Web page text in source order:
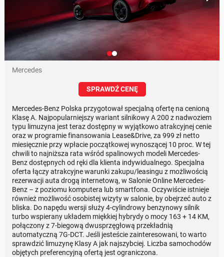
Mercedes
SPRAWDŹ CENĘ
Mercedes-Benz Polska przygotował specjalną ofertę na cenioną
Klasę A. Najpopularniejszy wariant silnikowy A 200 z nadwoziem
typu limuzyna jest teraz dostępny w wyjątkowo atrakcyjnej cenie
oraz w programie finansowania Lease&Drive, za 999 zł netto
miesięcznie przy wpłacie początkowej wynoszącej 10 proc. W tej
chwili to najniższa rata wśród spalinowych modeli Mercedes-
Benz dostępnych od ręki dla klienta indywidualnego. Specjalna
oferta łączy atrakcyjne warunki zakupu/leasingu z możliwością
rezerwacji auta drogą internetową, w Salonie Online Mercedes-
Benz – z poziomu komputera lub smartfona. Oczywiście istnieje
również możliwość osobistej wizyty w salonie, by obejrzeć auto z
bliska. Do napędu wersji służy 4-cylindrowy benzynowy silnik
turbo wspierany układem miękkiej hybrydy o mocy 163 + 14 KM,
połączony z 7-biegową dwusprzęgłową przekładnią
automatyczną 7G-DCT. Jeśli jesteście zainteresowani, to warto
sprawdzić limuzynę Klasy A jak najszybciej. Liczba samochodów
objętych preferencyjną ofertą jest ograniczona.